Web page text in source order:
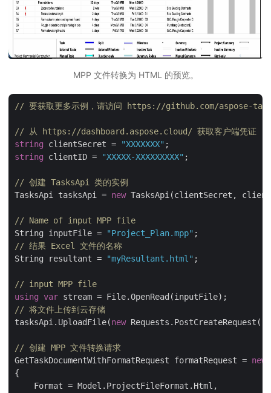
MPP 文件转换为 HTML 的预览。
// 要获取更多示例，请访问 https://github.com/aspose-
// 从 https://dashboard.aspose.cloud/ 获取客户端凭证
string clientSecret = "XXXXXXX"
string clientID = "XXXXX-XXXXXXXXX" ;
// 创建 TasksApi 类的实例
TasksApi tasksApi = new TasksApi(clientSecret,
// Name of input MPP file
String inputFile =
"Project_Plan.mpp"
// 结果 Excel 文件的名称
String resultant =
"myResultant.html" ;
// input MPP file
using
var
// 将文件上传到云存储
tasksApi.UploadFile(new Requests.PostCreateRequest(
// 创建 MPP 文件转换请求
GetTaskDocumentWithFormatRequest formatRequest = new
{
    Format = Model.ProjectFileFormat.Html,